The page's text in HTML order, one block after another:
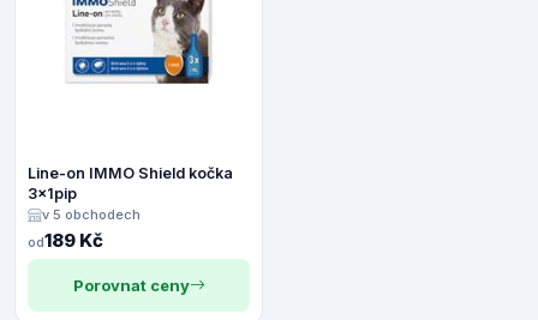
Line-on IMMO Shield kočka
3x1pip
v 5 obchodech
od189 Kč
Porovnat ceny